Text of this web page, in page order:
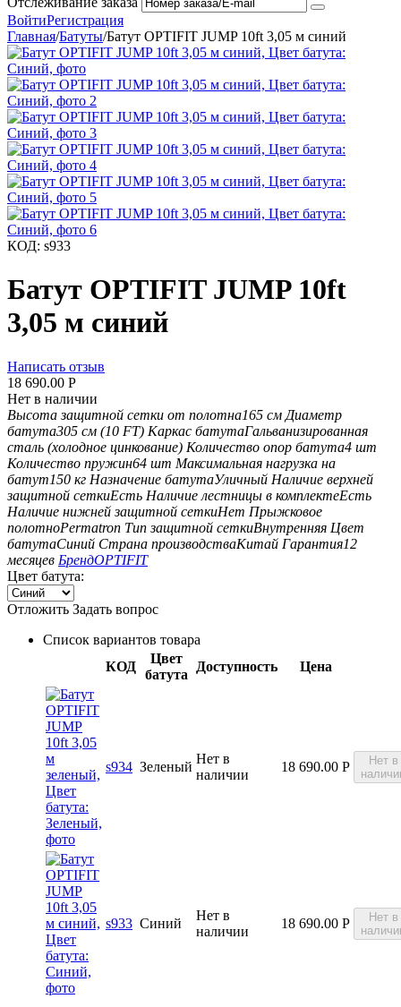
ВойтиРегистрация
Главная/Батуты/Батут OPTIFIT JUMP 10ft 3,05 м синий
КОД: s933
Батут OPTIFIT JUMP 10ft
3,05 м синий
Написать отзыв
18 690.00 Р
Нет в наличии
Высота защитной сетки от полотна165 см Диаметр
батута305 см (10 FT) Каркас батутаГальванизированная
сталь (холодное цинкование) Количество опор батута4 шт
Количество пружин64 шт Максимальная нагрузка на
батут150 кг Назначение батутаУличный Наличие верхней
защитной сеткиЕсть Наличие лестницы в комплектеЕсть
Наличие нижней защитной сеткиНет Прыжковое
полотноPermatron Тип защитной сеткиВнутренняя Цвет
батутаСиний Страна производстваКитай Гарантия12
месяцев БрендOPTIFIT
Цвет батута:
Отложить Задать вопрос
Список вариантов товара
КОД
Цвет
батута
Доступность Цена
s934 Зеленый
Нет в
наличии
18 690.00 Р
Нет в
s933 Синий
Нет в
наличии
18 690.00 Р
Нет в